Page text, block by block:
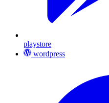
playstore
wordpress